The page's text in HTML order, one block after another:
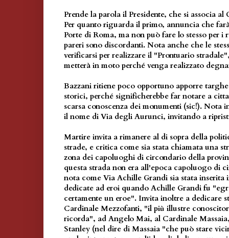
Prende la parola il Presidente, che si associa
Per quanto riguarda il primo, annuncia che
Porte di Roma, ma non può fare lo stesso per
pareri sono discordanti. Nota anche che le
verificarsi per realizzare il "Prontuario
metterà in moto perché venga realizzato
Bazzani ritiene poco opportuno apporre
storici, perché significherebbe far notare a
scarsa conoscenza dei monumenti (sic!). Nota
il nome di Via degli Aurunci, invitando a
Martire invita a rimanere al di sopra della
strade, e critica come sia stata chiamata una
zona dei capoluoghi di circondario della
questa strada non era all'epoca capoluogo di
nota come Via Achille Grandi sia stata inserita
dedicate ad eroi quando Achille Grandi fu
certamente un eroe". Invita inoltre a dedicare
Cardinale Mezzofanti, "il più illustre
ricorda", ad Angelo Mai, al Cardinale
Stanley (nel dire di Massaia "che può stare